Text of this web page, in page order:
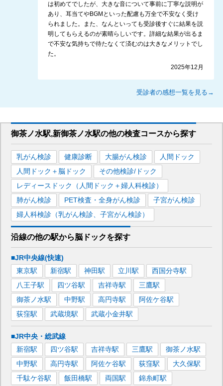
は初めてでしたが、大きな音について事前に丁寧な説明が
あり、耳当てやBGMといった配慮も万全で不安なく受け
られました。また、なんといっても受診後すぐに結果を説
明してもらえるのが素晴らしいです。詳細な結果が出るま
で不安な気持ちで待たなくて済むのは大きなメリットでし
た。
2025年12月
受診者の感想一覧を見る→
御茶ノ水駅,新御茶ノ水駅の他の検査コースから探す
乳がん検診 健康診断 大腸がん検診
人間ドック
人間ドック＋脳ドック
その他検診/ドック
レディースドック（人間ドック＋婦人科検診）
肺がん検診
PET検査・全身がん検診
子宮がん検診
婦人科検診（乳がん検診、子宮がん検診）
沿線の他の駅から脳ドックを探す
■JR中央線(快速)
東京駅 新宿駅 神田駅 立川駅 西国分寺駅
八王子駅 四ツ谷駅 吉祥寺駅 三鷹駅
御茶ノ水駅 中野駅 高円寺駅 阿佐ケ谷駅
荻窪駅 武蔵境駅 武蔵小金井駅
■JR中央・総武線
新宿駅 四ツ谷駅 吉祥寺駅 三鷹駅 御茶ノ水駅
中野駅 高円寺駅 阿佐ケ谷駅 荻窪駅 大久保駅
千駄ケ谷駅 飯田橋駅 両国駅 錦糸町駅